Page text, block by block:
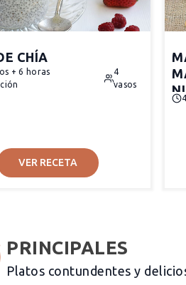
CHÍA
+ 6 horas
4
vasos
VER RECETA
PRINCIPALES
Platos contundentes y